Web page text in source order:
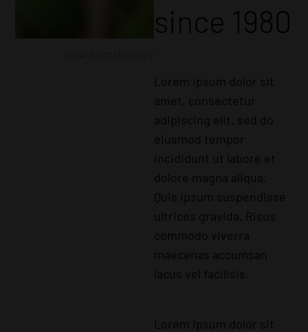
since 1980
Lorem ipsum dolor sit
amet, consectetur
adipiscing elit, sed do
eiusmod tempor
incididunt ut labore et
dolore magna aliqua.
Quis ipsum suspendisse
ultrices gravida. Risus
commodo viverra
maecenas accumsan
lacus vel facilisis.
Lorem ipsum dolor sit